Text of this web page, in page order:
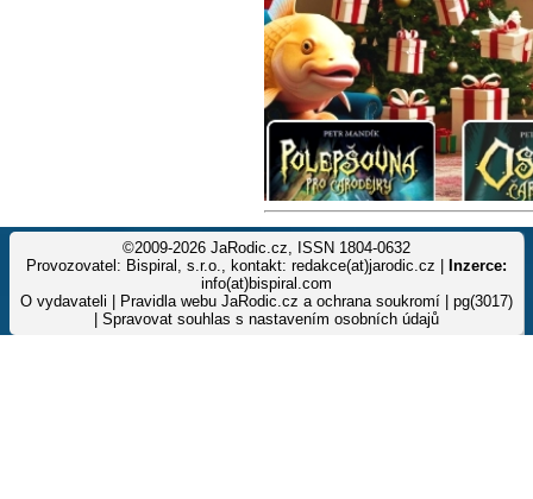
©2009-2026 JaRodic.cz, ISSN 1804-0632
Provozovatel: Bispiral, s.r.o., kontakt: redakce(at)jarodic.cz |
Inzerce:
info(at)bispiral.com
O vydavateli
Pravidla webu JaRodic.cz a ochrana soukromí | pg(3017)
Spravovat souhlas s nastavením osobních údajů